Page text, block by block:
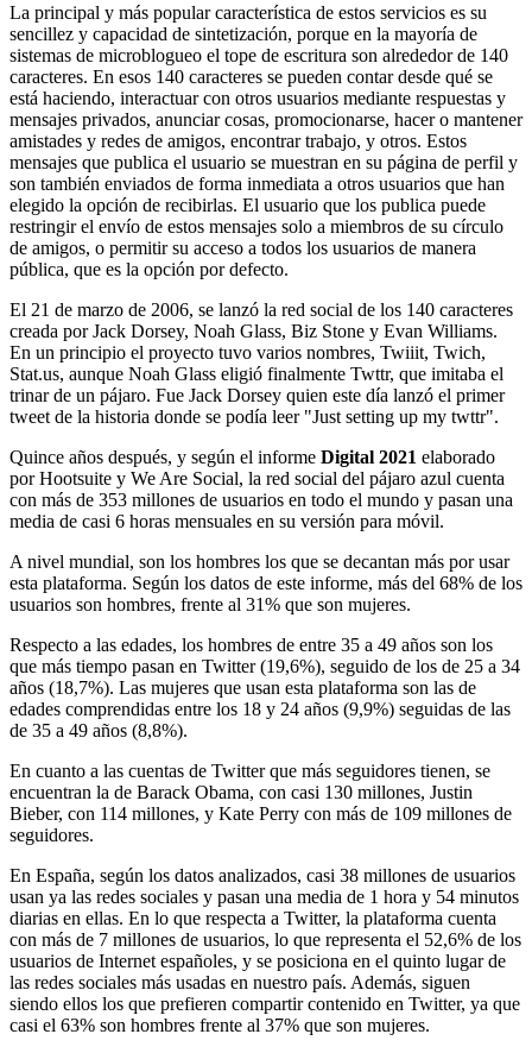
La principal y más popular característica de estos servicios es su
sencillez y capacidad de sintetización, porque en la mayoría de
sistemas de microblogueo el tope de escritura son alrededor de 140
caracteres. En esos 140 caracteres se pueden contar desde qué se
está haciendo, interactuar con otros usuarios mediante respuestas y
mensajes privados, anunciar cosas, promocionarse, hacer o mantener
amistades y redes de amigos, encontrar trabajo, y otros. Estos
mensajes que publica el usuario se muestran en su página de perfil y
son también enviados de forma inmediata a otros usuarios que han
elegido la opción de recibirlas. El usuario que los publica puede
restringir el envío de estos mensajes solo a miembros de su círculo
de amigos, o permitir su acceso a todos los usuarios de manera
pública, que es la opción por defecto.
El 21 de marzo de 2006, se lanzó la red social de los 140 caracteres
creada por Jack Dorsey, Noah Glass, Biz Stone y Evan Williams.
En un principio el proyecto tuvo varios nombres, Twiiit, Twich,
Stat.us, aunque Noah Glass eligió finalmente Twttr, que imitaba el
trinar de un pájaro. Fue Jack Dorsey quien este día lanzó el primer
tweet de la historia donde se podía leer "Just setting up my twttr".
Quince años después, y según el informe Digital 2021 elaborado
por Hootsuite y We Are Social, la red social del pájaro azul cuenta
con más de 353 millones de usuarios en todo el mundo y pasan una
media de casi 6 horas mensuales en su versión para móvil.
A nivel mundial, son los hombres los que se decantan más por usar
esta plataforma. Según los datos de este informe, más del 68% de los
usuarios son hombres, frente al 31% que son mujeres.
Respecto a las edades, los hombres de entre 35 a 49 años son los
que más tiempo pasan en Twitter (19,6%), seguido de los de 25 a 34
años (18,7%). Las mujeres que usan esta plataforma son las de
edades comprendidas entre los 18 y 24 años (9,9%) seguidas de las
de 35 a 49 años (8,8%).
En cuanto a las cuentas de Twitter que más seguidores tienen, se
encuentran la de Barack Obama, con casi 130 millones, Justin
Bieber, con 114 millones, y Kate Perry con más de 109 millones de
seguidores.
En España, según los datos analizados, casi 38 millones de usuarios
usan ya las redes sociales y pasan una media de 1 hora y 54 minutos
diarias en ellas. En lo que respecta a Twitter, la plataforma cuenta
con más de 7 millones de usuarios, lo que representa el 52,6% de los
usuarios de Internet españoles, y se posiciona en el quinto lugar de
las redes sociales más usadas en nuestro país. Además, siguen
siendo ellos los que prefieren compartir contenido en Twitter, ya que
casi el 63% son hombres frente al 37% que son mujeres.